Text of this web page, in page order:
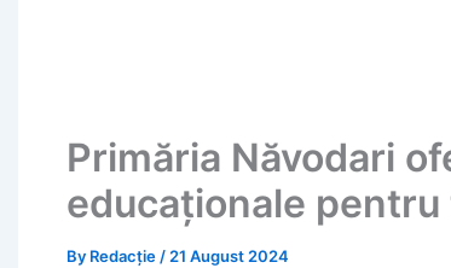
Primăria Năvodari
educaționale
By Redacție/21 August 2024